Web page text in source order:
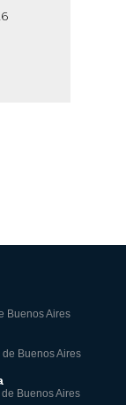
Buenos Aires
Buenos Aires
Buenos Aires